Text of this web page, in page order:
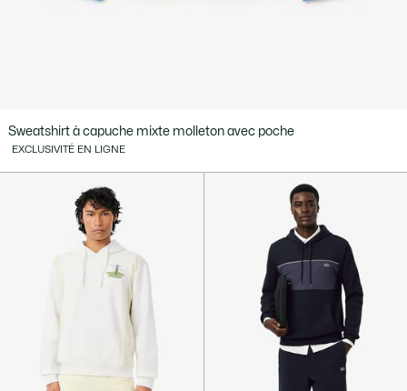
Sweatshirt à capuche mixte molleton avec poche
EXCLUSIVITÉ EN LIGNE